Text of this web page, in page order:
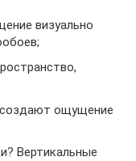
визуально
ощущение
Вертикальные